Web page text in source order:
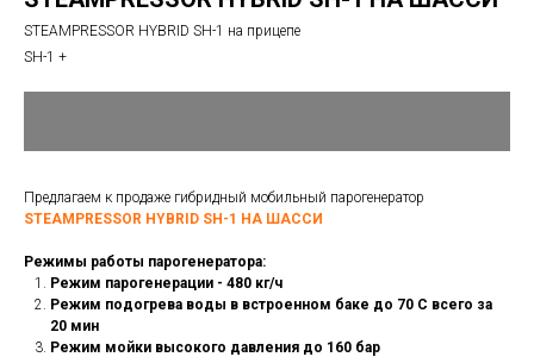
STEAMPRESSOR HYBRID SH-1 на прицепе
SH-1 +
Предлагаем к продаже гибридный мобильный парогенератор
STEAMPRESSOR HYBRID SH-1 НА ШАССИ
Режимы работы парогенератора:
Режим парогенерации - 480 кг/ч
Режим подогрева воды в встроенном баке до 70 С всего за
20 мин
Режим мойки высокого давления до 160 бар